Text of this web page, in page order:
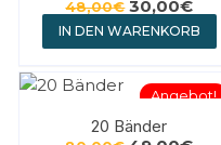
48,00€ 30,00€
IN DEN WARENKORB
Angebot!
20 Bänder